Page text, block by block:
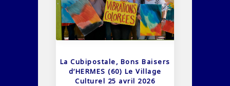
La Cubipostale, Bons Baisers
d’HERMES (60) Le Village
Culturel 25 avril 2026